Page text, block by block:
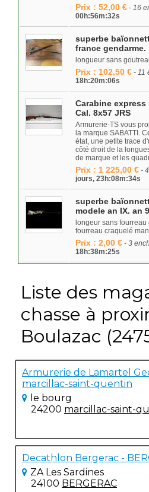
Prix : 52,00 € - 16
00h:56m:32s
superbe
france gendarme.
longueur sans
Prix : 102,50 € - 11
18h:20m:06s
Carabine express
Cal. 8x57 JRS
Armurerie-TS vous
la marque SABATTI.
état, une petite trace
côté droit de la
de marque et les
Prix : 1 225,00 € -
jours, 23h:08m:34s
superbe
modele an IX. an
longeur sans
fourreau craquelé
Prix : 2,00 € - 3
18h:38m:25s
Liste des
chasse à
Boulazac
Armurerie de Lamartel
marcillac-saint-quentin
le bourg
24200 marcillac-saint-
Decathlon Bergerac -
ZA Les Sardines
24100 BERGERAC